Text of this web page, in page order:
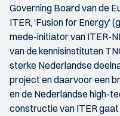
Governing Board van de
ITER, ‘Fusion for Energy’
mede-initiator van ITER-
van de kennisinstituten
sterke Nederlandse
project en daarvoor een
en de Nederlandse high-
constructie van ITER